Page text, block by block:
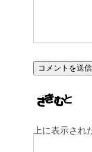
上に表示され